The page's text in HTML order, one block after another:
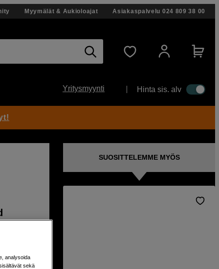
Myymälät & Aukioloajat Asiakaspalvelu 024 809 38 00
Yritysmyynti Hinta sis. alv
SUOSITTELEMME MYÖS
analysoida
sekä